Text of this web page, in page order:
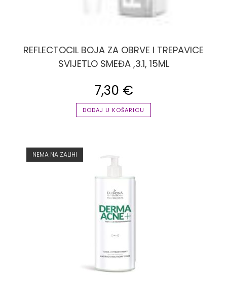
REFLECTOCIL BOJA ZA OBRVE I TREPAVICE
SVIJETLO SMEĐA ,3.1, 15ML
7,30 €
DODAJ U KOŠARICU
NEMA NA ZALIHI